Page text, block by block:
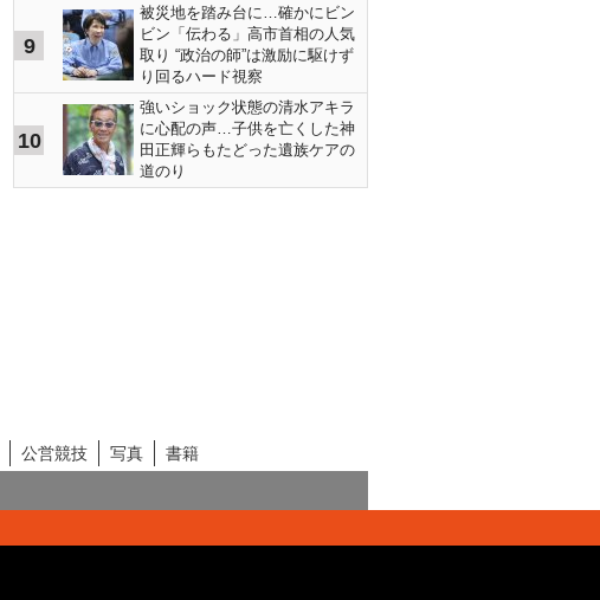
9
被災地を踏み台に…確かにビン
ビン「伝わる」高市首相の人気
取り “政治の師”は激励に駆けず
り回るハード視察
10
強いショック状態の清水アキラ
に心配の声…子供を亡くした神
田正輝らもたどった遺族ケアの
道のり
公営競技 写真
書籍